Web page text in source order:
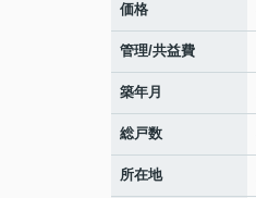
価格
管理/共益費
築年月
総戸数
所在地